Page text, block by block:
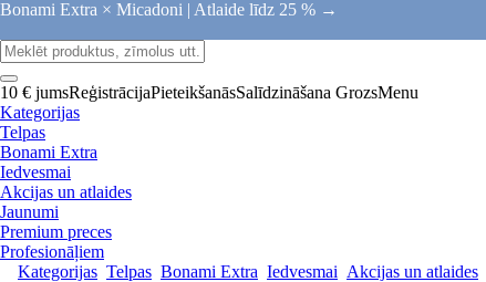
Bonami Extra × Micadoni | Atlaide līdz 25 % →
10 € jumsReģistrācijaPieteikšanāsSalīdzināšana GrozsMenu
Kategorijas
Telpas
Bonami Extra
Iedvesmai
Akcijas un atlaides
Jaunumi
Premium preces
Profesionāļiem
Kategorijas Telpas Bonami Extra Iedvesmai Akcijas un atlaides